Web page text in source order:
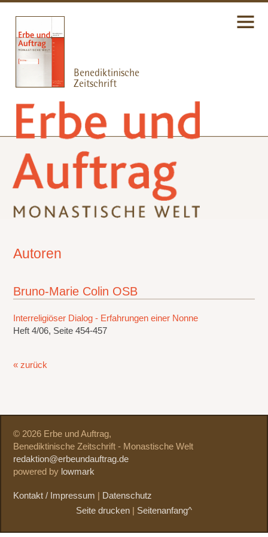
Autoren
Bruno-Marie Colin OSB
Interreligiöser Dialog - Erfahrungen einer Nonne
Heft 4/06, Seite 454-457
« zurück
© 2026 Erbe und Auftrag,
Benediktinische Zeitschrift - Monastische Welt
redaktion@erbeundauftrag.de
powered by lowmark
Kontakt / Impressum
Datenschutz
Seite drucken
Seitenanfang^